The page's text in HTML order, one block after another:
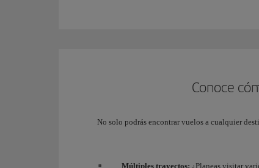
Conoce
No solo podrás encontrar vuelos a cualquier
Múltiples trayectos: ¿Planeas visitar